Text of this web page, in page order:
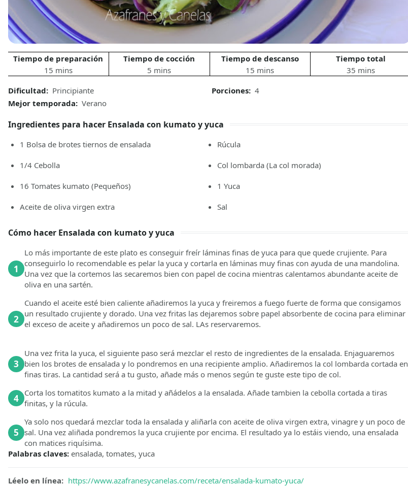
Tiempo de preparación
15 mins
Tiempo de cocción
5 mins
Tiempo de descanso
15 mins
Tiempo total
35 mins
Dificultad: Principiante Porciones: 4
Mejor temporada: Verano
Ingredientes para hacer Ensalada con kumato y yuca
1 Bolsa de brotes tiernos de ensalada Rúcula
1/4 Cebolla Col lombarda(La col morada)
16 Tomates kumato (Pequeños) 1 Yuca
Aceite de oliva virgen extra Sal
Cómo hacer Ensalada con kumato y yuca
1
Lo más importante de este plato es conseguir freír láminas finas de yuca para que quede crujiente. Para
conseguirlo lo recomendable es pelar la yuca y cortarla en láminas muy finas con ayuda de una mandolina.
Una vez que la cortemos las secaremos bien con papel de cocina mientras calentamos abundante aceite de
oliva en una sartén.
2
Cuando el aceite esté bien caliente añadiremos la yuca y freiremos a fuego fuerte de forma que consigamos
un resultado crujiente y dorado. Una vez fritas las dejaremos sobre papel absorbente de cocina para eliminar
el exceso de aceite y añadiremos un poco de sal. LAs reservaremos.
3
Una vez frita la yuca, el siguiente paso será mezclar el resto de ingredientes de la ensalada. Enjaguaremos
bien los brotes de ensalada y lo pondremos en una recipiente amplio. Añadiremos la col lombarda cortada en
finas tiras. La cantidad será a tu gusto, añade más o menos según te guste este tipo de col.
4 Corta los tomatitos kumato a la mitad y añádelos a la ensalada. Añade tambien la cebolla cortada a tiras
finitas, y la rúcula.
5
Ya solo nos quedará mezclar toda la ensalada y aliñarla con aceite de oliva virgen extra, vinagre y un poco de
sal. Una vez aliñada pondremos la yuca crujiente por encima. El resultado ya lo estáis viendo, una ensalada
con matices riquísima.
Palabras claves: ensalada, tomates, yuca
Léelo en línea: https://www.azafranesycanelas.com/receta/ensalada-kumato-yuca/